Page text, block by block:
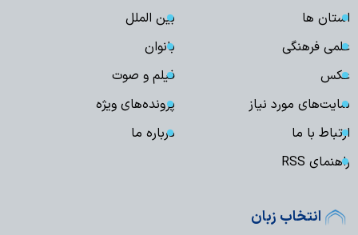
استان ها
بین الملل
علمی فرهنگی
بانوان
عکس
فیلم و صوت
سایت‌های مورد نیاز
پرونده‌های ویژه
ارتباط با ما
درباره ما
راهنمای RSS
انتخاب زبان